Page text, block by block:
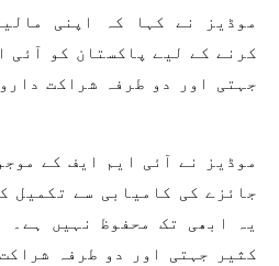
موڈیز نے کہا کہ اپنی
کرنے کے لیے پاکستان کو آئی
جہتی اور دو طرفہ شراکت
جائزے کی کامیابی سے تکمیل
یہ ابھی تک محفوظ نہیں ہے۔
کثیر جہتی اور دو طرفہ